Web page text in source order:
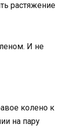
растяжение
И не
колено к
на пару